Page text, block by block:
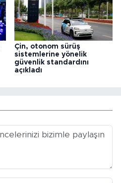
Çin, otonom sürüş
sistemlerine yönelik
güvenlik standardını
açıkladı